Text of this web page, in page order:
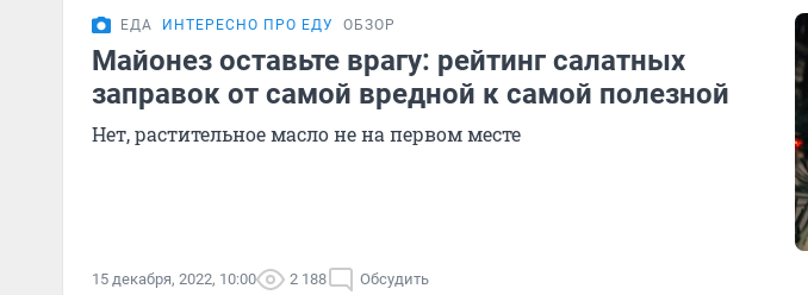
ЕДА ИНТЕРЕСНО ПРО ЕДУ ОБЗОР
Майонез оставьте врагу: рейтинг салатных
заправок от самой вредной к самой полезной
Нет, растительное масло не на первом месте
15 декабря, 2022, 10:00 2 188 Обсудить